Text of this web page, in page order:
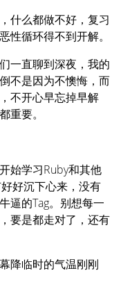
什么都做不好，复习
性循环得不到开解。
一直聊到深夜，我的
不是因为不懊悔，而
不开心早忘掉早解
重要。
始学习Ruby和其他
好沉下心来，没有
逼的Tag。别想每一
要是都走对了，还有
降临时的气温刚刚